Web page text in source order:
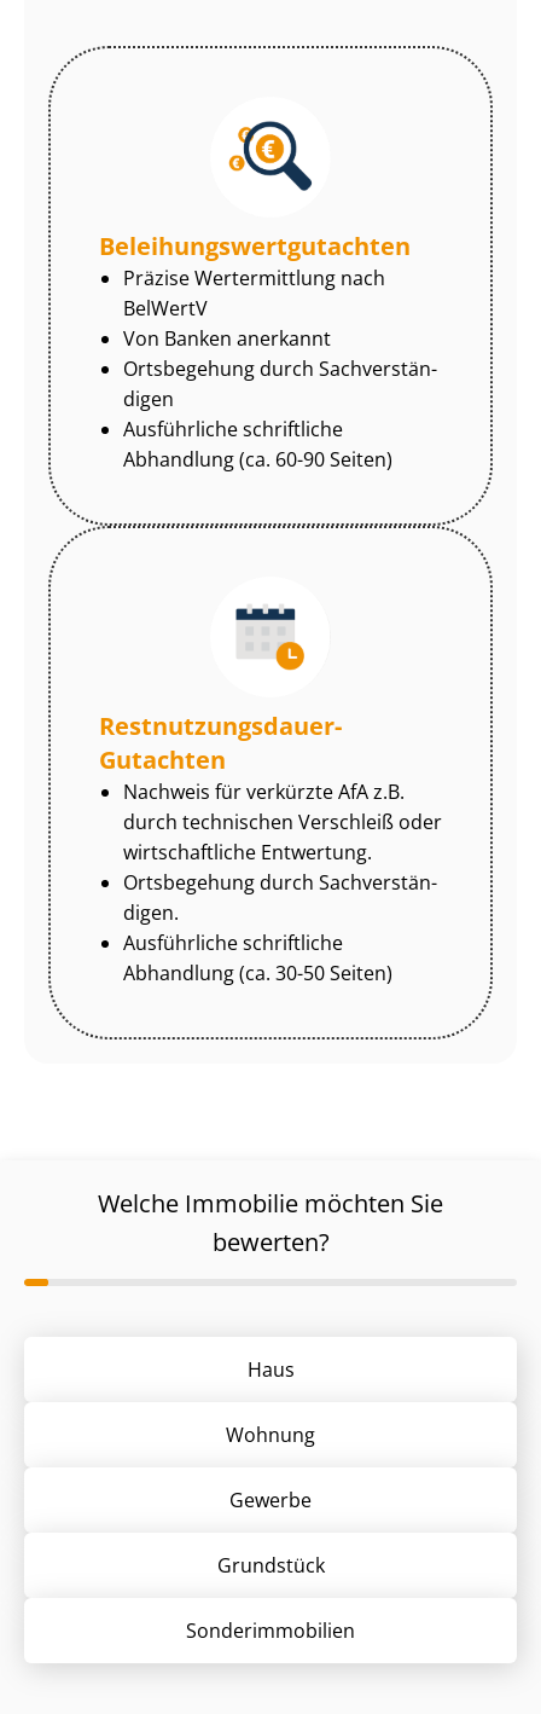
Be­lei­hungs­wert­gut­ach­ten
Präzise Wertermittlung nach
BelWertV
Von Banken anerkannt
Ortsbegehung durch Sach­ver­stän­
di­gen
Ausführliche schriftliche
Abhandlung (ca. 60-90 Seiten)
Rest­nut­zungs­dau­er-
Gutachten
Nachweis für verkürzte AfA z.B.
durch technischen Verschleiß oder
wirtschaftliche Entwertung.
Ortsbegehung durch Sach­ver­stän­
di­gen.
Ausführliche schriftliche
Abhandlung (ca. 30-50 Seiten)
Welche Immobilie möchten Sie
bewerten?
Haus
Wohnung
Gewerbe
Grund­stück
Sonder­immobilien